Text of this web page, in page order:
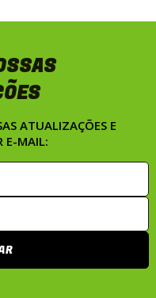
ATUALIZAÇÕES E
E-MAIL: